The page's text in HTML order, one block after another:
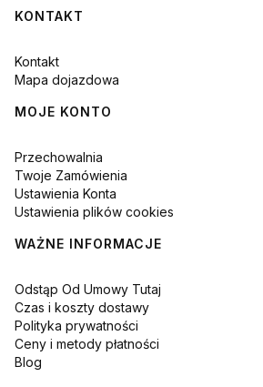
KONTAKT
Kontakt
Mapa dojazdowa
MOJE KONTO
Przechowalnia
Twoje Zamówienia
Ustawienia Konta
Ustawienia plików cookies
WAŻNE INFORMACJE
Odstąp Od Umowy Tutaj
Czas i koszty dostawy
Polityka prywatności
Ceny i metody płatności
Blog